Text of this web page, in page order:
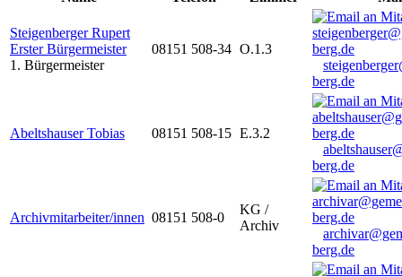
Steigenberger Rupert
Erster Bürgermeister
1. Bürgermeister
08151 508-34 O.1.3
berg.de
Abeltshauser Tobias 08151 508-15 E.3.2
berg.de
Archivmitarbeiter/innen 08151 508-0
KG /
Archiv
berg.de